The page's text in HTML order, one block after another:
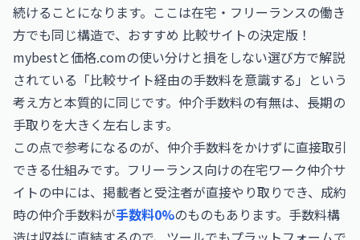
続けることになります。ここは在宅・フリーランスの働き
方でも同じ構造で、 おすすめ 比較サイトの決定版！
mybestと価格.comの使い分けと損をしない選び方で解説
されている「比較サイト経由の手数料を意識する」という
考え方と本質的に同じです。仲介手数料の有無は、長期の
手取りを大きく左右します。
この点で参考になるのが、仲介手数料をかけずに直接取引
できる仕組みです。フリーランス向けの在宅ワーク仲介サ
イトの中には、掲載者と受注者が直接やり取りでき、成約
時の仲介手数料が手数料0%のものもあります。手数料構